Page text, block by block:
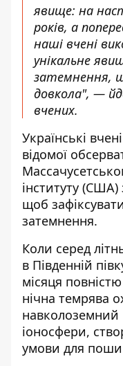
явище: на
років, а
наші вчені
унікальне
затемнення,
довкола", —
вчених.
Українські
відомої
інституту (США)
щоб
затемнення.
Коли серед
в Південній
місяця
нічна темрява
навколоземний
іоносфери,
умови для